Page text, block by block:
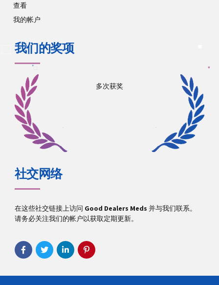
查看
我的帐户
我们的奖项
多次获奖
社交网络
在这些社交链接上访问 Good Dealers Meds 并与我们联系。
请务必关注我们的帐户以获取定期更新。